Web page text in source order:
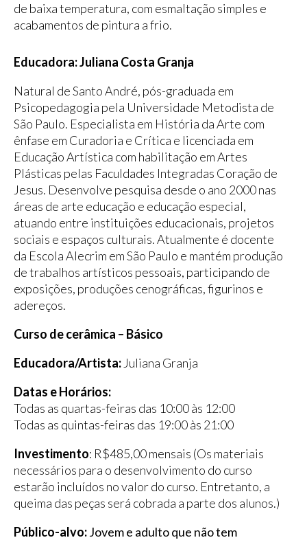
de baixa temperatura, com esmaltação simples e
acabamentos de pintura a frio.
Educadora: Juliana Costa Granja
Natural de Santo André, pós-graduada em
Psicopedagogia pela Universidade Metodista de
São Paulo. Especialista em História da Arte com
ênfase em Curadoria e Crítica e licenciada em
Educação Artística com habilitação em Artes
Plásticas pelas Faculdades Integradas Coração de
Jesus. Desenvolve pesquisa desde o ano 2000 nas
áreas de arte educação e educação especial,
atuando entre instituições educacionais, projetos
sociais e espaços culturais. Atualmente é docente
da Escola Alecrim em São Paulo e mantém produção
de trabalhos artísticos pessoais, participando de
exposições, produções cenográficas, figurinos e
adereços.
Curso de cerâmica – Básico
Educadora/Artista: Juliana Granja
Datas e Horários:
Todas as quartas-feiras das 10:00 às 12:00
Todas as quintas-feiras das 19:00 às 21:00
Investimento: R$485,00 mensais (Os materiais
necessários para o desenvolvimento do curso
estarão incluídos no valor do curso. Entretanto, a
queima das peças será cobrada a parte dos alunos.)
Público-alvo:Jovem e adulto que não tem